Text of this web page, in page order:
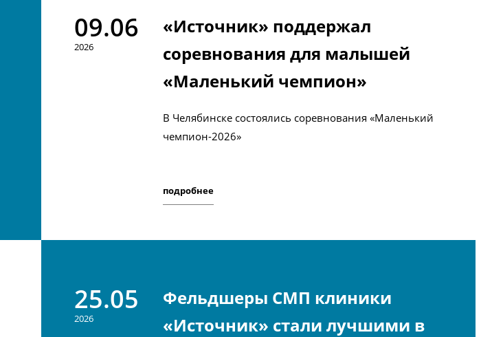
09.06
2026
«Источник» поддержал
соревнования для малышей
«Маленький чемпион»
В Челябинске состоялись соревнования «Маленький
чемпион-2026»
подробнее
25.05
2026
Фельдшеры СМП клиники
«Источник» стали лучшими в